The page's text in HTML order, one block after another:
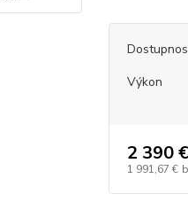
Výkon
2 390 €
1 991,67 €